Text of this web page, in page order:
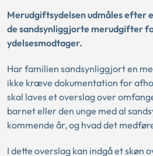
Merudgiftsydelsen udmåles efter
de sandsynliggjorte merudgifter
ydelsesmodtager.
Har familien sandsynliggjort en
ikke kræve dokumentation for
skal laves et overslag over
barnet eller den unge med al
kommende år, og hvad det
I dette overslag kan indgå et skøn